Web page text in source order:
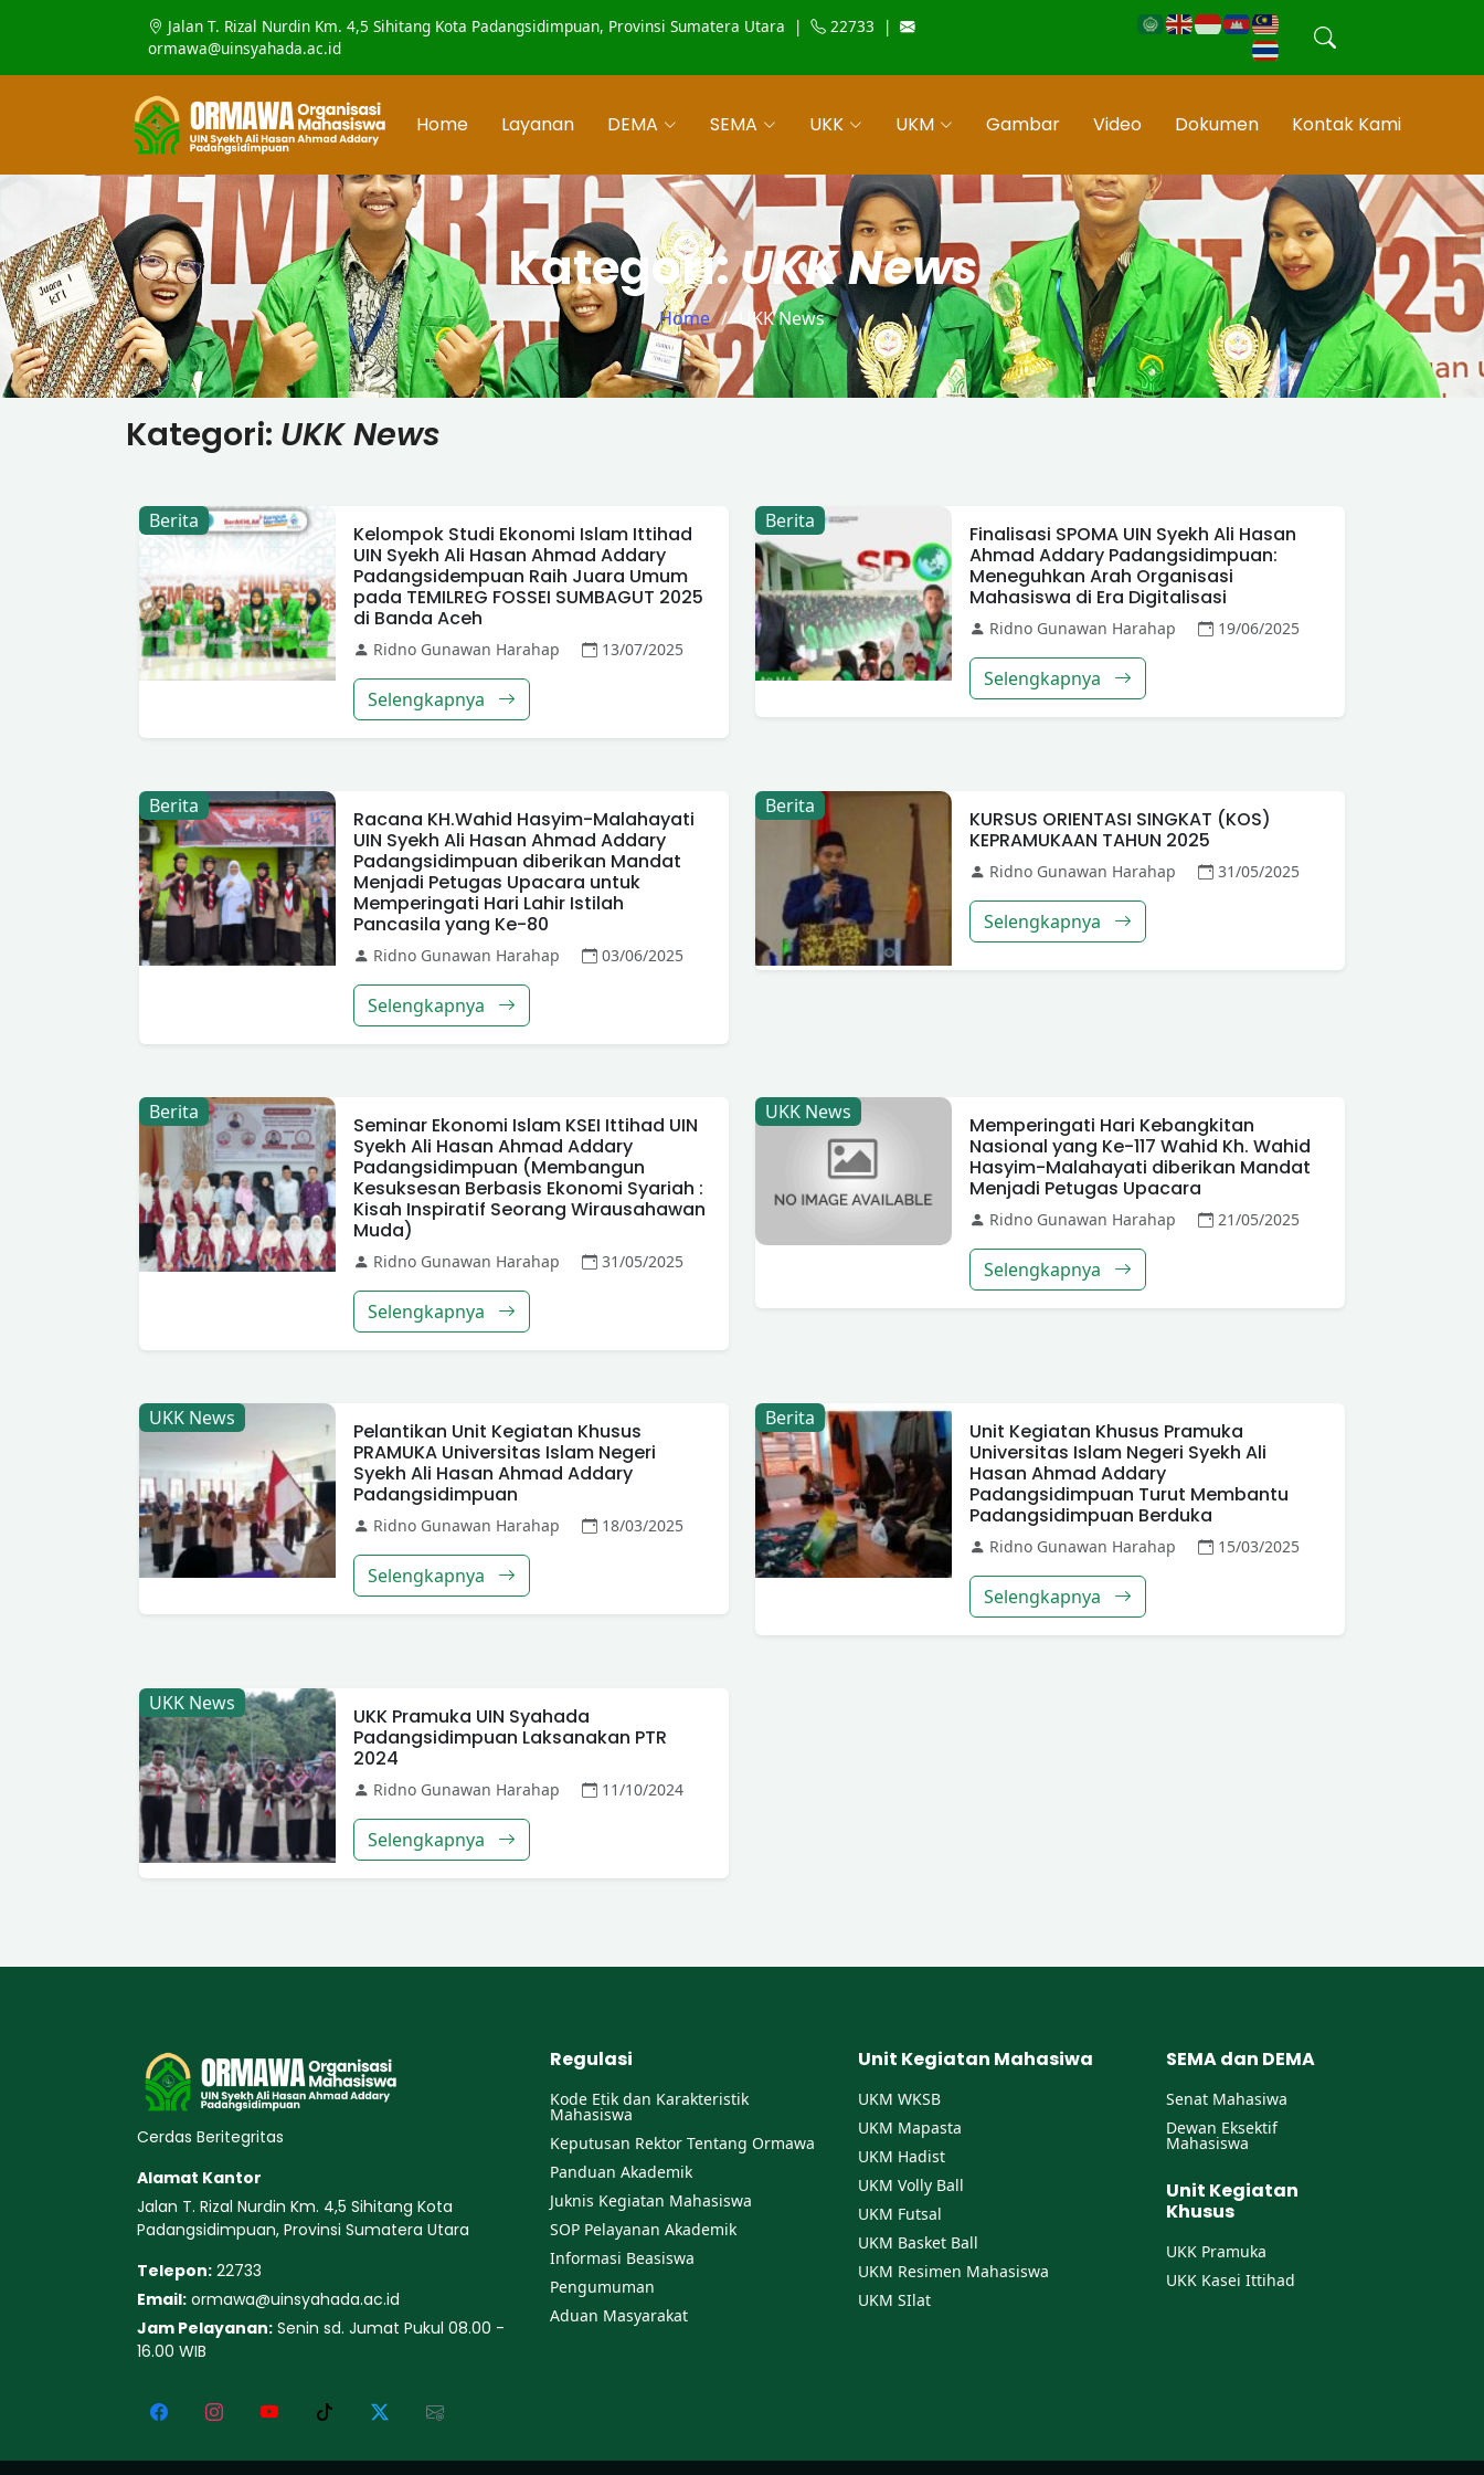
Jalan T. Rizal Nurdin Km. 4,5 Sihitang Kota Padangsidimpuan, Provinsi Sumatera Utara |
22733 |
ormawa@uinsyahada.ac.id
Home Layanan DEMA SEMA UKK UKM Gambar Video Dokumen Kontak Kami
Kategori:UKK News
Home UKK News
Kategori: UKK News
Berita
Kelompok Studi Ekonomi Islam Ittihad
UIN Syekh Ali Hasan Ahmad Addary
Padangsidempuan Raih Juara Umum
pada TEMILREG FOSSEI SUMBAGUT 2025
di Banda Aceh
Ridno Gunawan Harahap 13/07/2025
Selengkapnya
Berita
Finalisasi SPOMA UIN Syekh Ali Hasan
Ahmad Addary Padangsidimpuan:
Meneguhkan Arah Organisasi
Mahasiswa di Era Digitalisasi
Ridno Gunawan Harahap 19/06/2025
Selengkapnya
Berita
Racana KH.Wahid Hasyim-Malahayati
UIN Syekh Ali Hasan Ahmad Addary
Padangsidimpuan diberikan Mandat
Menjadi Petugas Upacara untuk
Memperingati Hari Lahir Istilah
Pancasila yang Ke-80
Ridno Gunawan Harahap 03/06/2025
Selengkapnya
Berita
KURSUS ORIENTASI SINGKAT (KOS)
KEPRAMUKAAN TAHUN 2025
Ridno Gunawan Harahap 31/05/2025
Selengkapnya
Berita
Seminar Ekonomi Islam KSEI Ittihad UIN
Syekh Ali Hasan Ahmad Addary
Padangsidimpuan (Membangun
Kesuksesan Berbasis Ekonomi Syariah :
Kisah Inspiratif Seorang Wirausahawan
Muda)
Ridno Gunawan Harahap 31/05/2025
Selengkapnya
UKK News
Memperingati Hari Kebangkitan
Nasional yang Ke-117 Wahid Kh. Wahid
Hasyim-Malahayati diberikan Mandat
Menjadi Petugas Upacara
Ridno Gunawan Harahap 21/05/2025
Selengkapnya
UKK News
Pelantikan Unit Kegiatan Khusus
PRAMUKA Universitas Islam Negeri
Syekh Ali Hasan Ahmad Addary
Padangsidimpuan
Ridno Gunawan Harahap 18/03/2025
Selengkapnya
Berita
Unit Kegiatan Khusus Pramuka
Universitas Islam Negeri Syekh Ali
Hasan Ahmad Addary
Padangsidimpuan Turut Membantu
Padangsidimpuan Berduka
Ridno Gunawan Harahap 15/03/2025
Selengkapnya
UKK News
UKK Pramuka UIN Syahada
Padangsidimpuan Laksanakan PTR
2024
Ridno Gunawan Harahap 11/10/2024
Selengkapnya
Cerdas Beritegritas
Alamat Kantor
Jalan T. Rizal Nurdin Km. 4,5 Sihitang Kota
Padangsidimpuan, Provinsi Sumatera Utara
Telepon: 22733
Email: ormawa@uinsyahada.ac.id
Jam Pelayanan: Senin sd. Jumat Pukul 08.00 -
16.00 WIB
Regulasi
Kode Etik dan Karakteristik
Mahasiswa
Keputusan Rektor Tentang Ormawa
Panduan Akademik
Juknis Kegiatan Mahasiswa
SOP Pelayanan Akademik
Informasi Beasiswa
Pengumuman
Aduan Masyarakat
Unit Kegiatan Mahasiwa
UKM WKSB
UKM Mapasta
UKM Hadist
UKM Volly Ball
UKM Futsal
UKM Basket Ball
UKM Resimen Mahasiswa
UKM SIlat
SEMA dan DEMA
Senat Mahasiwa
Dewan Eksektif
Mahasiswa
Unit Kegiatan
Khusus
UKK Pramuka
UKK Kasei Ittihad